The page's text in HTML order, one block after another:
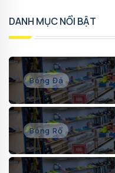
DANH MỤC NỔI BẬT
Bóng Đá
Bóng Rổ